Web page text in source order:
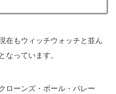
在もウィッチウォッチと並ん
なっています。
ローンズ・ボール・パレー